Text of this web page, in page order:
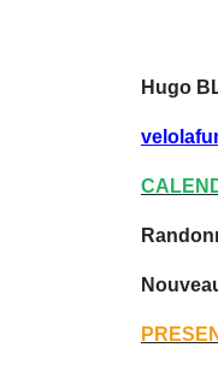
Hugo